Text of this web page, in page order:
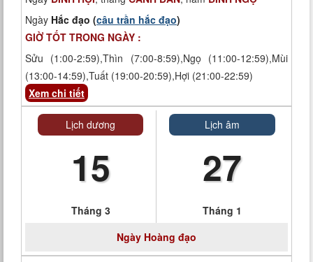
Ngày Hắc đạo (câu trần hắc đạo)
GIỜ TỐT TRONG NGÀY :
Sửu (1:00-2:59),Thìn (7:00-8:59),Ngọ (11:00-12:59),Mùi
(13:00-14:59),Tuất (19:00-20:59),Hợi (21:00-22:59)
Xem chi tiết
Lịch dương
15
Tháng 3
Lịch âm
27
Tháng 1
Ngày Hoàng đạo